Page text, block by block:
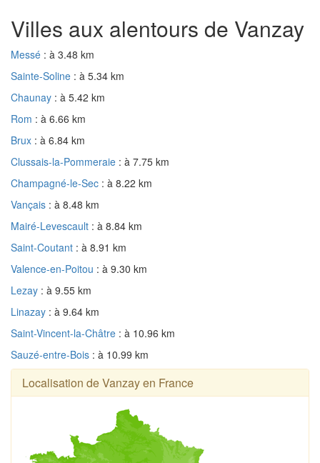
Villes aux alentours de Vanzay
Messé : à 3.48 km
Sainte-Soline : à 5.34 km
Chaunay : à 5.42 km
Rom : à 6.66 km
Brux : à 6.84 km
Clussais-la-Pommeraie : à 7.75 km
Champagné-le-Sec : à 8.22 km
Vançais : à 8.48 km
Mairé-Levescault : à 8.84 km
Saint-Coutant : à 8.91 km
Valence-en-Poitou : à 9.30 km
Lezay : à 9.55 km
Linazay : à 9.64 km
Saint-Vincent-la-Châtre : à 10.96 km
Sauzé-entre-Bois : à 10.99 km
Localisation de Vanzay en France